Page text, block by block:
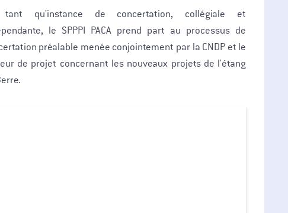
qu'instance de concertation, collégiale et
le SPPPI PACA prend part au processus de
préalable menée conjointement par la CNDP et le
de projet concernant les nouveaux projets de l'étang